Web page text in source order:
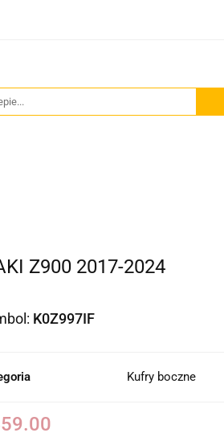
Blog
Z900 2017-2024
K0Z997IF
Kufry boczne